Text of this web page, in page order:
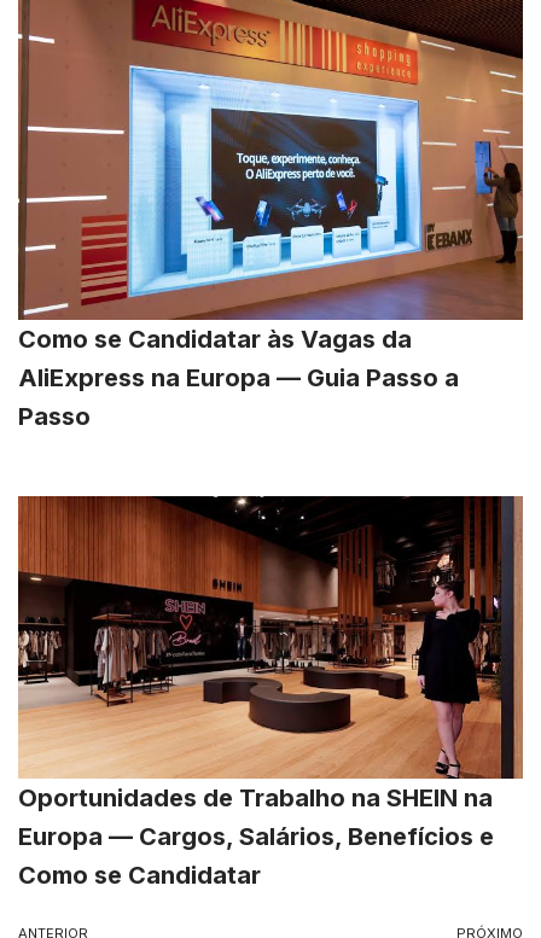
Como se Candidatar às Vagas da
AliExpress na Europa — Guia Passo a
Passo
Oportunidades de Trabalho na SHEIN na
Europa — Cargos, Salários, Benefícios e
Como se Candidatar
ANTERIOR PRÓXIMO